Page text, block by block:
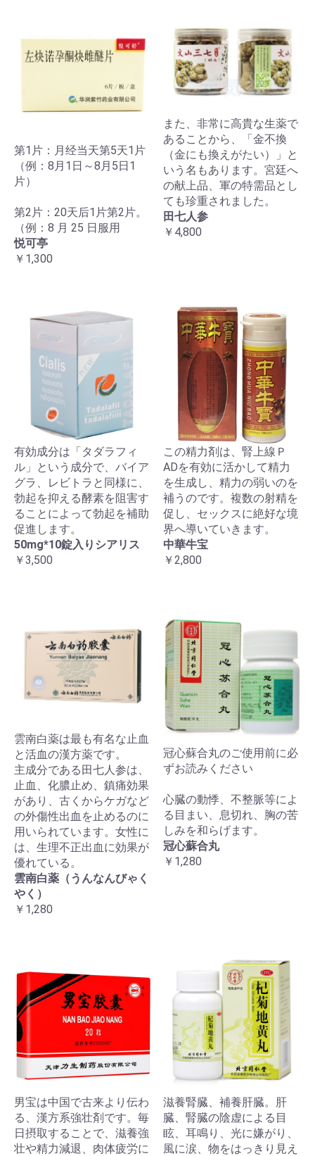
第1片：月经当天第5天1片
（例：8月1日～8月5日1
片）
第2片：20天后1片第2片。
（例：8 月 25 日服用
悦可亭
￥1,300
また、非常に高貴な生薬で
あることから、「金不換
（金にも換えがたい）」と
いう名もあります。宮廷へ
の献上品、軍の特需品とし
ても珍重されました。
田七人参
￥4,800
有効成分は「タダラフィ
ル」という成分で、バイア
グラ、レビトラと同様に、
勃起を抑える酵素を阻害す
ることによって勃起を補助
促進します。
50mg*10錠入りシアリス
￥3,500
この精力剤は、腎上線Ｐ
ADを有効に活かして精力
を生成し、精力の弱いのを
補うのです。複数の射精を
促し、セックスに絶好な境
界へ導いていきます。
中華牛宝
￥2,800
雲南白薬は最も有名な止血
と活血の漢方薬です。
主成分である田七人参は、
止血、化膿止め、鎮痛効果
があり、古くからケガなど
の外傷性出血を止めるのに
用いられています。女性に
は、生理不正出血に効果が
優れている。
雲南白薬（うんなんびゃく
やく）
￥1,280
冠心蘇合丸のご使用前に必
ずお読みください
心臓の動悸、不整脈等によ
る目まい、息切れ、胸の苦
しみを和らげます。
冠心蘇合丸
￥1,280
男宝は中国で古来より伝わ
る、漢方系強壮剤です。毎
日摂取することで、滋養強
壮や精力減退、肉体疲労に
滋養腎臓、補養肝臓。肝
臓、腎臓の陰虚による目
眩、耳鳴り、光に嫌がり、
風に涙、物をはっきり見え